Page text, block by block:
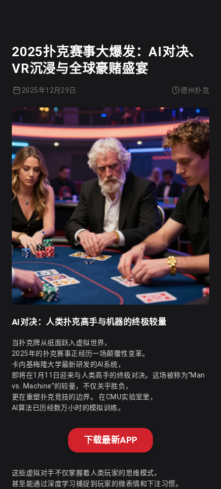
2025扑克赛事大爆发：AI对决、
VR沉浸与全球豪赌盛宴
2025年12月29日 德州扑克
AI对决：人类扑克高手与机器的终极较量
当扑克牌从纸面跃入虚拟世界，
2025年的扑克赛事正经历一场颠覆性变革。
卡内基梅隆大学最新研发的AI系统，
即将在1月11日迎来与人类高手的终极对决。这场被称为“Man
vs. Machine”的较量，不仅关乎胜负，
更在重塑扑克竞技的边界。 在CMU实验室里，
AI算法已历经数万小时的模拟训练。
下载最新APP
这些虚拟对手不仅掌握着人类玩家的思维模式，
甚至能通过深度学习捕捉到玩家的微表情和下注习惯。